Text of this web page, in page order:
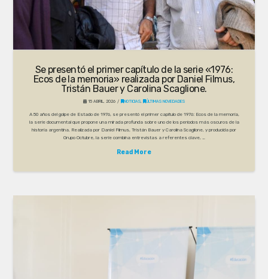
Se presentó el primer capítulo de la serie «1976:
Ecos de la memoria» realizada por Daniel Filmus,
Tristán Bauer y Carolina Scaglione.
15 ABRIL, 2026 NOTICIAS, ÚLTIMAS NOVEDADES
A 50 años del golpe de Estado de 1976, se presentó el primer capítulo de 1976: Ecos de la memoria,
la serie documental que propone una mirada profunda sobre uno de los períodos más oscuros de la
historia argentina. Realizada por Daniel Filmus, Tristán Bauer y Carolina Scaglione, y producida por
Grupo Octubre, la serie combina entrevistas a referentes clave, …
Read More